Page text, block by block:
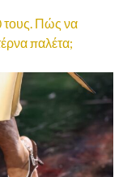
τους. Πώς να
παλέτα;